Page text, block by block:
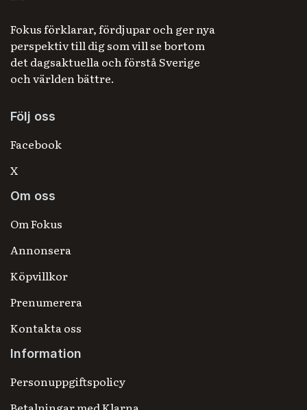
Fokus förklarar, fördjupar och ger nya
perspektiv till dig som vill se bortom
det dagsaktuella och förstå Sverige
och världen bättre.
Följ oss
Facebook
X
Om oss
Om Fokus
Annonsera
Köpvillkor
Prenumerera
Kontakta oss
Information
Personuppgiftspolicy